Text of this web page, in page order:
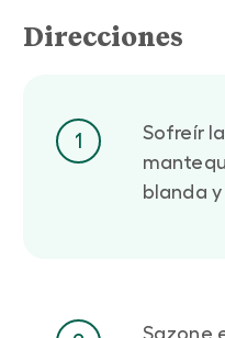
Direcciones
1
Sofreír
blanda
Sazone